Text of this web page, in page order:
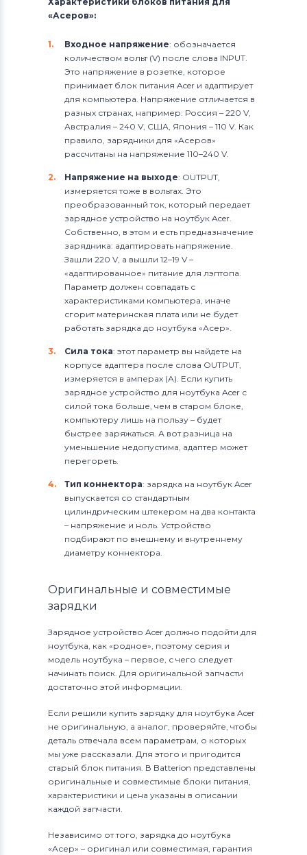
«Асеров»:
Входное напряжение: обозначается
количеством вольт (V) после слова INPUT.
Это напряжение в розетке, которое
принимает блок питания Acer и адаптирует
для компьютера. Напряжение отличается в
разных странах, например: Россия – 220 V,
Австралия – 240 V, США, Япония – 110 V. Как
правило, зарядники для «Асеров»
рассчитаны на напряжение 110–240 V.
Напряжение на выходе: OUTPUT,
измеряется тоже в вольтах. Это
преобразованный ток, который передает
зарядное устройство на ноутбук Acer.
Собственно, в этом и есть предназначение
зарядника: адаптировать напряжение.
Зашли 220 V, а вышли 12–19 V –
«адаптированное» питание для лэптопа.
Параметр должен совпадать с
характеристиками компьютера, иначе
сгорит материнская плата или не будет
работать зарядка до ноутбука «Асер».
Сила тока: этот параметр вы найдете на
корпусе адаптера после слова OUTPUT,
измеряется в амперах (А). Если купить
зарядное устройство для ноутбука Acer с
силой тока больше, чем в старом блоке,
компьютеру лишь на пользу – будет
быстрее заряжаться. А вот разница на
уменьшение недопустима, адаптер может
перегореть.
Тип коннектора: зарядка на ноутбук Acer
выпускается со стандартным
цилиндрическим штекером на два контакта
– напряжение и ноль. Устройство
подбирают по внешнему и внутреннему
диаметру коннектора.
Оригинальные и совместимые
зарядки
Зарядное устройство Acer должно подойти для
ноутбука, как «родное», поэтому серия и
модель ноутбука – первое, с чего следует
начинать поиск. Для оригинальной запчасти
достаточно этой информации.
Если решили купить зарядку для ноутбука Acer
не оригинальную, а аналог, проверяйте, чтобы
деталь отвечала всем параметрам, о которых
мы уже рассказали. Для этого и пригодится
старый блок питания. В Batterion представлены
оригинальные и совместимые блоки питания,
характеристики и цена указаны в описании
каждой запчасти.
Независимо от того, зарядка до ноутбука
«Асер» – оригинал или совместимая, гарантия